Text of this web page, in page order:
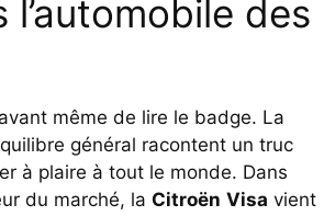
des
même de lire le badge. La
général racontent un truc
à plaire à tout le monde. Dans
du marché, la Citroën Visa vient